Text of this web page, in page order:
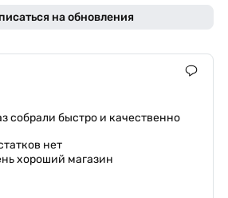
на обновления
собрали быстро и качественно
нет
хороший магазин